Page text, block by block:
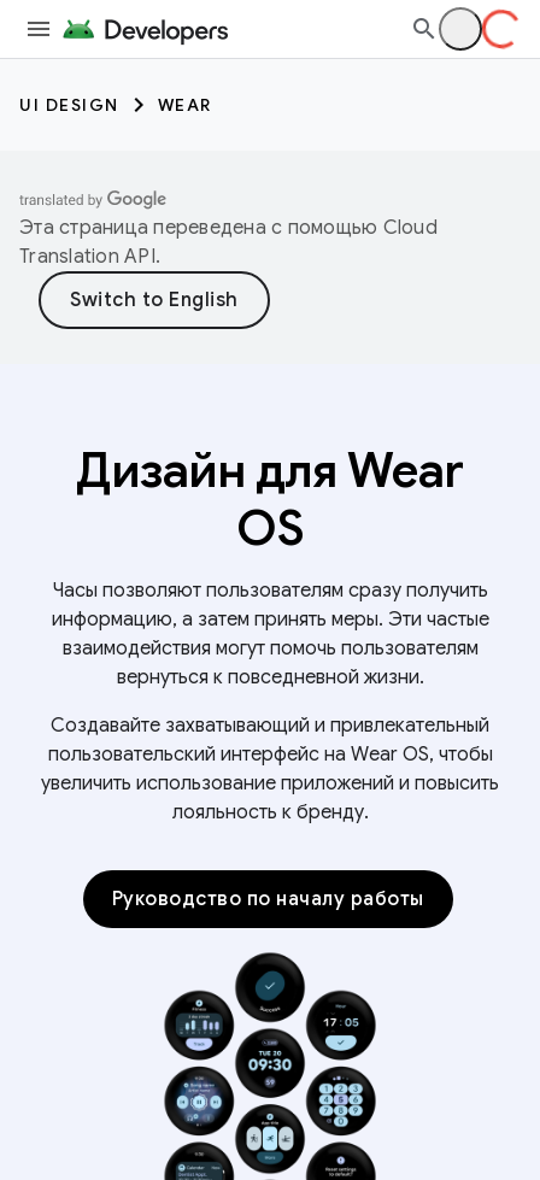
UI DESIGN WEAR
Эта страница переведена с помощью Cloud
Translation API.
Дизайн для Wear
OS
Часы позволяют пользователям сразу получить
информацию, а затем принять меры. Эти частые
взаимодействия могут помочь пользователям
вернуться к повседневной жизни.
Создавайте захватывающий и привлекательный
пользовательский интерфейс на Wear OS, чтобы
увеличить использование приложений и повысить
лояльность к бренду.
Руководство по началу работы